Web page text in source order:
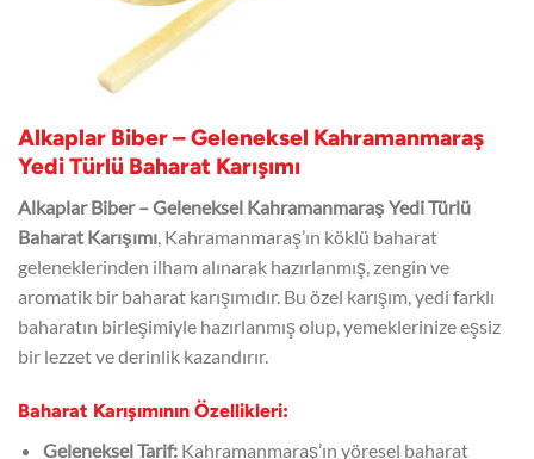
Alkaplar Biber – Geleneksel Kahramanmaraş
Yedi Türlü Baharat Karışımı
Alkaplar Biber – Geleneksel Kahramanmaraş Yedi Türlü
Baharat Karışımı, Kahramanmaraş’ın köklü baharat
geleneklerinden ilham alınarak hazırlanmış, zengin ve
aromatik bir baharat karışımıdır. Bu özel karışım, yedi farklı
baharatın birleşimiyle hazırlanmış olup, yemeklerinize eşsiz
bir lezzet ve derinlik kazandırır.
Baharat Karışımının Özellikleri:
Geleneksel Tarif:Kahramanmaraş’ın yöresel baharat